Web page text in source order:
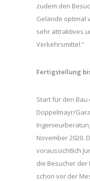
zudem den
Gelände optimal
sehr attraktives
Verkehrsmittel.“
Fertigstellung
Start für den
Doppelmayr/
November 2020.
voraussichtlich
die Besucher
schon vor der